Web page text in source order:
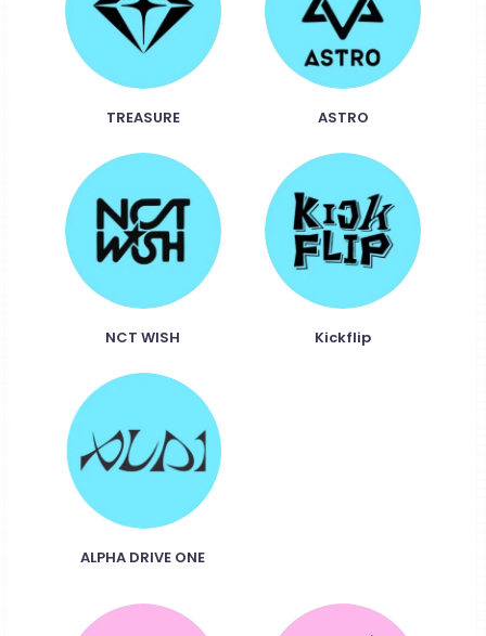
TREASURE ASTRO
NCT WISH Kickflip
ALPHA DRIVE ONE